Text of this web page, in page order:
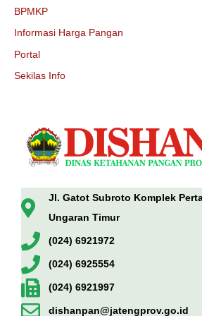
BPMKP
Informasi Harga Pangan
Portal
Sekilas Info
Jl. Gatot Subroto Komplek
Ungaran Timur
(024) 6921972
(024) 6925554
(024) 6921997
dishanpan@jatengprov.go.id